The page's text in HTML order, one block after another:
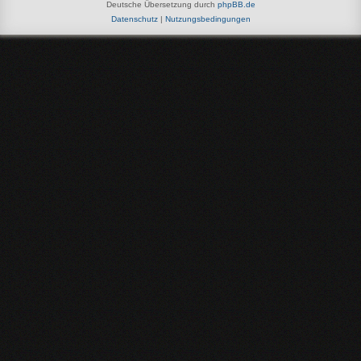
Deutsche Übersetzung durch phpBB.de
Datenschutz| Nutzungsbedingungen